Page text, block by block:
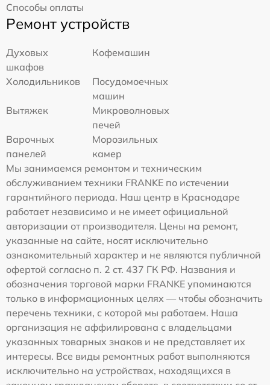
Способы оплаты
Ремонт устройств
Духовых
шкафов
Кофемашин
Холодильников
Посудомоечных
машин
Вытяжек
Микроволновых
печей
Варочных
панелей
Морозильных
камер
Мы занимаемся ремонтом и техническим
обслуживанием техники FRANKE по истечении
гарантийного периода. Наш центр в Краснодаре
работает независимо и не имеет официальной
авторизации от производителя. Цены на ремонт,
указанные на сайте, носят исключительно
ознакомительный характер и не являются публичной
офертой согласно п. 2 ст. 437 ГК РФ. Названия и
обозначения торговой марки FRANKE упоминаются
только в информационных целях — чтобы обозначить
перечень техники, с которой мы работаем. Наша
организация не аффилирована с владельцами
указанных товарных знаков и не представляет их
интересы. Все виды ремонтных работ выполняются
исключительно на устройствах, находящихся в